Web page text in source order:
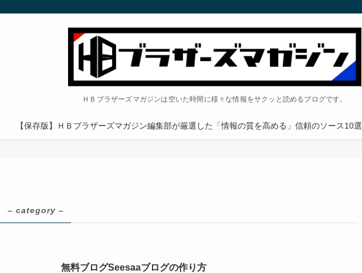
ＨＢブラザーズマガジンは空いた時間に様々な情報をサクッと読めるブログです。
【保存版】ＨＢブラザーズマガジン編集部が厳選した「情報の質を高める」信頼のソース10選
– category –
無料ブログSeesaaブログの作り方